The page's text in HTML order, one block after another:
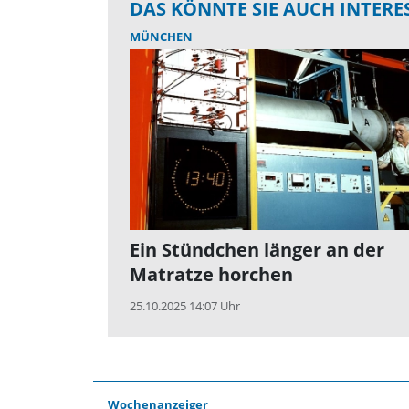
DAS KÖNNTE SIE AUCH
MÜNCHEN
Ein Stündchen länger an der
Matratze horchen
25.10.2025 14:07 Uhr
Wochenanzeiger